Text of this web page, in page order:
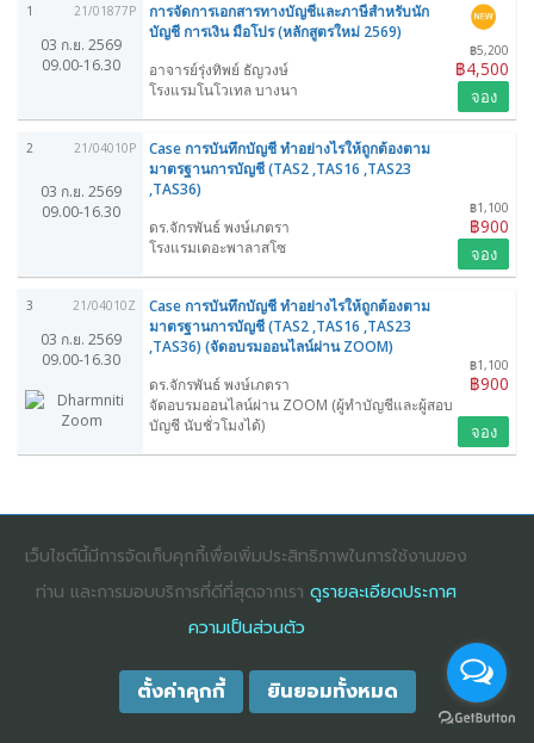
1 21/01877P
03 ก.ย. 2569
09.00-16.30
การจัดการเอกสารทางบัญชีและภาษีสำหรับนัก
บัญชี การเงิน มือโปร (หลักสูตรใหม่ 2569)
฿5,200
฿4,500
อาจารย์รุ่งทิพย์ ธัญวงษ์
โรงแรมโนโวเทล บางนา
จอง
2 21/04010P
03 ก.ย. 2569
09.00-16.30
Case การบันทึกบัญชี ทำอย่างไรให้ถูกต้องตาม
มาตรฐานการบัญชี (TAS2 ,TAS16 ,TAS23
,TAS36)
฿1,100
฿900
ดร.จักรพันธ์ พงษ์เภตรา
โรงแรมเดอะพาลาสโซ
จอง
3 21/04010Z
03 ก.ย. 2569
09.00-16.30
Case การบันทึกบัญชี ทำอย่างไรให้ถูกต้องตาม
มาตรฐานการบัญชี (TAS2 ,TAS16 ,TAS23
,TAS36) (จัดอบรมออนไลน์ผ่าน ZOOM)
฿1,100
฿900
ดร.จักรพันธ์ พงษ์เภตรา
จัดอบรมออนไลน์ผ่าน ZOOM (ผู้ทำบัญชีและผู้สอบ
บัญชี นับชั่วโมงได้)
จอง
RIGHTS RESERVED. E-COMMERCIAL REGISTRATION 0105529026680
เว็บไซต์นี้มีการจัดเก็บคุกกี้เพื่อเพิ่มประสิทธิภาพในการใช้งานของ
ท่าน และการมอบบริการที่ดีที่สุดจากเรา ดูรายละเอียดประกาศ
ความเป็นส่วนตัว
ตั้งค่าคุกกี้ ยินยอมทั้งหมด